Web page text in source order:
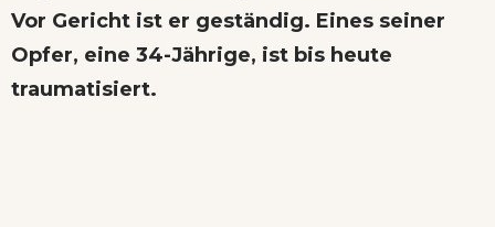
Vor Gericht ist er geständig. Eines seiner
Opfer, eine 34-Jährige, ist bis heute
traumatisiert.